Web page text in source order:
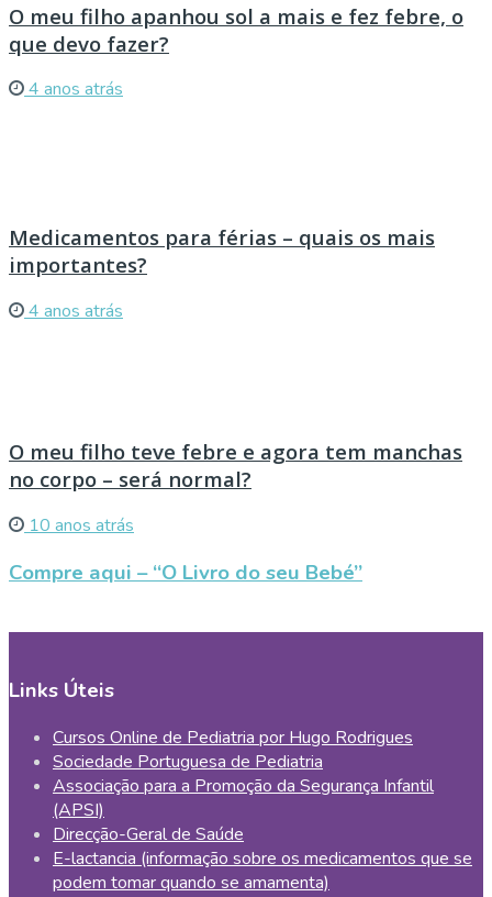
O meu filho apanhou sol a mais e fez febre, o
que devo fazer?
4 anos atrás
Medicamentos para férias – quais os mais
importantes?
4 anos atrás
O meu filho teve febre e agora tem manchas
no corpo – será normal?
10 anos atrás
Compre aqui – “O Livro do seu Bebé”
Links Úteis
Cursos Online de Pediatria por Hugo Rodrigues
Sociedade Portuguesa de Pediatria
Associação para a Promoção da Segurança Infantil
(APSI)
Direcção-Geral de Saúde
E-lactancia (informação sobre os medicamentos que se
podem tomar quando se amamenta)